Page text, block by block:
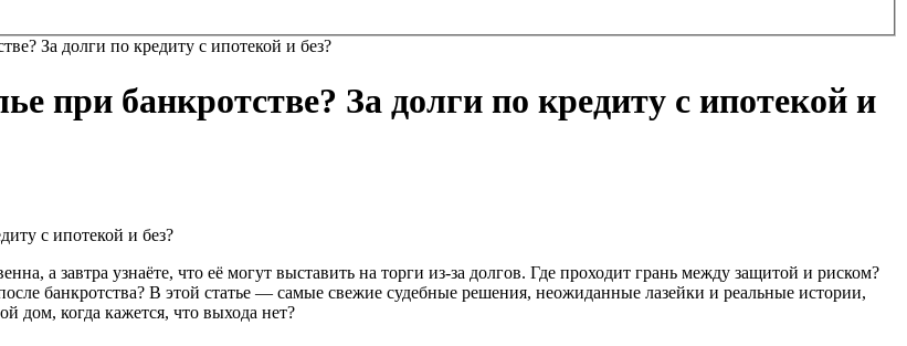
За долги по кредиту с ипотекой и без?
при банкротстве? За долги по кредиту с ипотекой и
а завтра узнаёте, что её могут выставить на торги из-за долгов. Где проходит грань между защитой и риском?
банкротства? В этой статье — самые свежие судебные решения, неожиданные лазейки и реальные истории,
дом, когда кажется, что выхода нет?